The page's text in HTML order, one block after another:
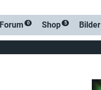
Forum 0 Shop 5 Bilder